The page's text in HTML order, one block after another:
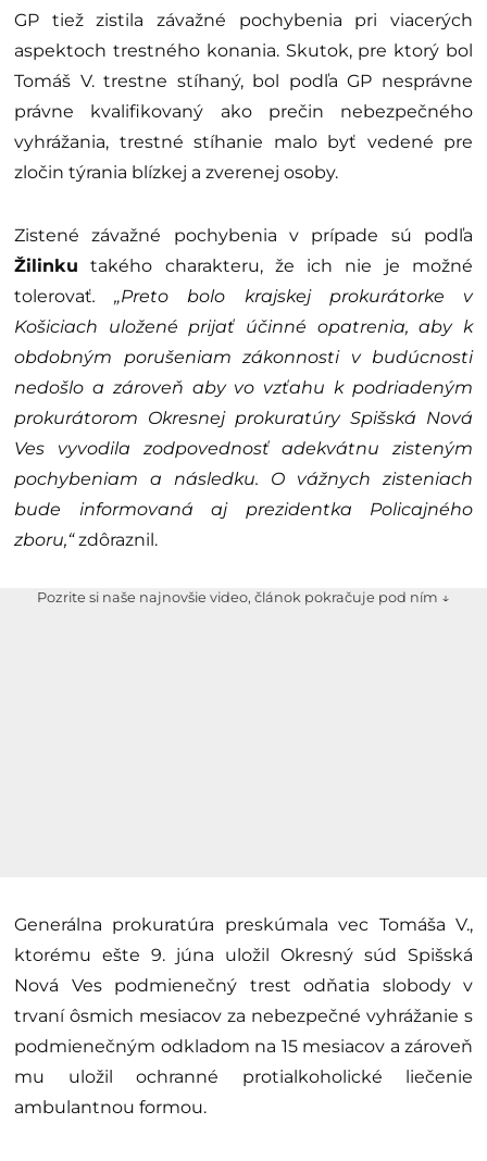
GP tiež zistila závažné pochybenia pri viacerých
aspektoch trestného konania. Skutok, pre ktorý bol
Tomáš V. trestne stíhaný, bol podľa GP nesprávne
právne kvalifikovaný ako prečin nebezpečného
vyhrážania, trestné stíhanie malo byť vedené pre
zločin týrania blízkej a zverenej osoby.
Zistené závažné pochybenia v prípade sú podľa
Žilinku takého charakteru, že ich nie je možné
tolerovať. „Preto bolo krajskej prokurátorke v
Košiciach uložené prijať účinné opatrenia, aby k
obdobným porušeniam zákonnosti v budúcnosti
nedošlo a zároveň aby vo vzťahu k podriadeným
prokurátorom Okresnej prokuratúry Spišská Nová
Ves vyvodila zodpovednosť adekvátnu zisteným
pochybeniam a následku.
O vážnych zisteniach
bude informovaná aj prezidentka Policajného
zboru,“zdôraznil.
Pozrite si naše najnovšie video, článok pokračuje pod ním ↓
Generálna prokuratúra preskúmala vec Tomáša V.,
ktorému ešte 9. júna uložil Okresný súd Spišská
Nová Ves podmienečný trest odňatia slobody v
trvaní ôsmich mesiacov za nebezpečné vyhrážanie s
podmienečným odkladom na 15 mesiacov a zároveň
mu uložil ochranné protialkoholické liečenie
ambulantnou formou.